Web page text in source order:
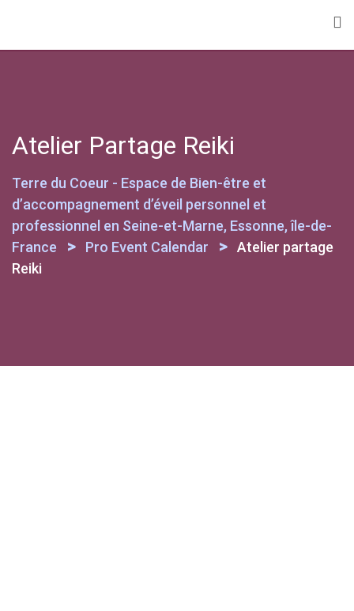
content
Atelier Partage Reiki
Terre du Coeur - Espace de Bien-être et
d’accompagnement d’éveil personnel et
professionnel en Seine-et-Marne, Essonne, île-de-
France
> Pro Event Calendar > Atelier partage
Reiki